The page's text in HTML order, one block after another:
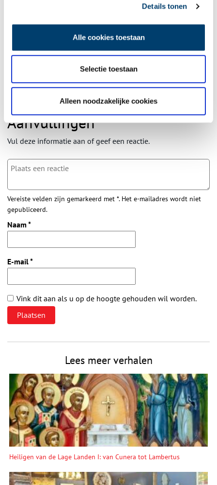
Details tonen
Alle cookies toestaan
Selectie toestaan
Alleen noodzakelijke cookies
laatste erfgoednieuws? Schrijf u dan nu in voor onze
wekelijkse nieuwsbrief!
Bij inschrijving gaat u akkoord met onsprivacybeleid.
Aanvullingen
Vul deze informatie aan of geef een reactie.
Vereiste velden zijn gemarkeerd met *. Het e-mailadres wordt niet
gepubliceerd.
Naam *
E-mail*
Vink dit aan als u op de hoogte gehouden wil worden.
Lees meer verhalen
Heiligen van de Lage Landen I: van Cunera tot Lambertus